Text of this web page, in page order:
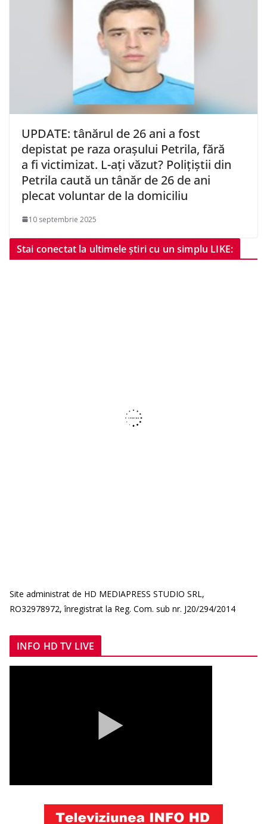
UPDATE: tânărul de 26 ani a fost
depistat pe raza orașului Petrila, fără
a fi victimizat. L-ați văzut? Polițiștii din
Petrila caută un tânăr de 26 de ani
plecat voluntar de la domiciliu
10 septembrie 2025
Stai conectat la ultimele știri cu un simplu LIKE:
Site administrat de HD MEDIAPRESS STUDIO SRL,
RO32978972, înregistrat la Reg. Com. sub nr. J20/294/2014
INFO HD TV LIVE